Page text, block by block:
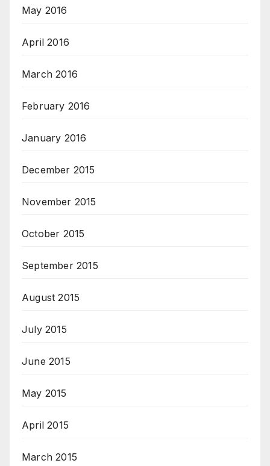
May 2016
April 2016
March 2016
February 2016
January 2016
December 2015
November 2015
October 2015
September 2015
August 2015
July 2015
June 2015
May 2015
April 2015
March 2015